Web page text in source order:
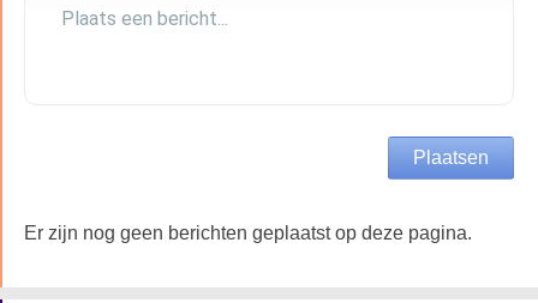
Er zijn nog geen berichten geplaatst op deze pagina.